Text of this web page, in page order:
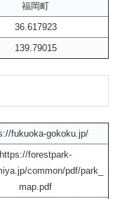
福岡町
36.617923
139.79015
fukuoka-gokoku.jp/
https://forestpark-
common/pdf/park_
map.pdf